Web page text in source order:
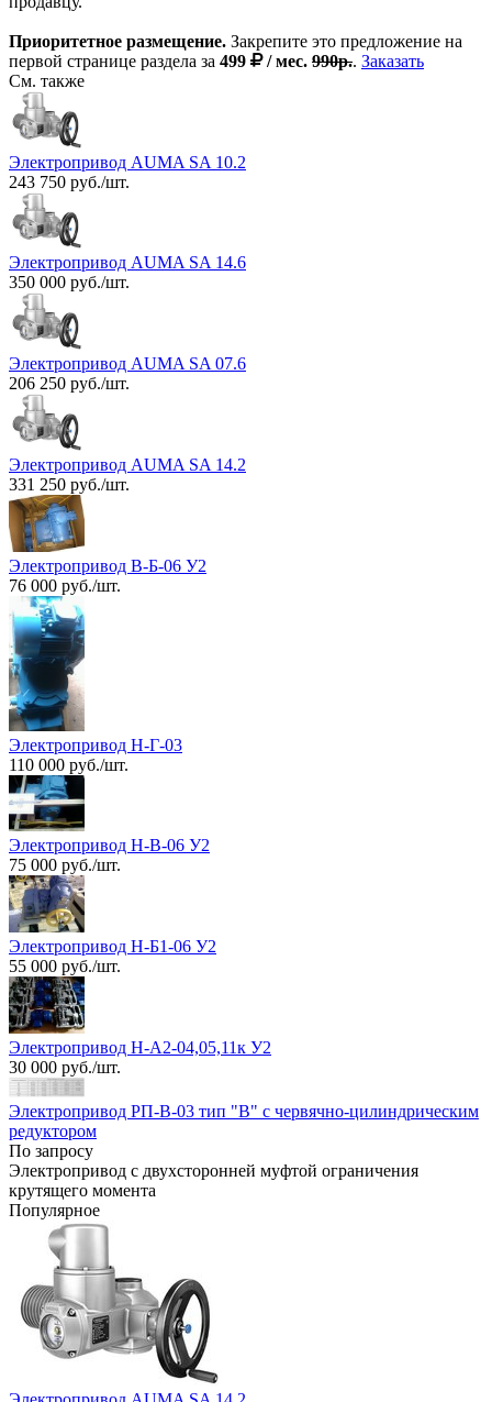
Приоритетное размещение. Закрепите это предложение на
первой странице раздела за 499 / мес. 990р.. Заказать
См. также
Электропривод AUMA SA 10.2
243 750 руб./шт.
Электропривод AUMA SA 14.6
350 000 руб./шт.
Электропривод AUMA SA 07.6
206 250 руб./шт.
Электропривод AUMA SA 14.2
331 250 руб./шт.
Электропривод В-Б-06 У2
76 000 руб./шт.
Электропривод Н-Г-03
110 000 руб./шт.
Электропривод Н-В-06 У2
75 000 руб./шт.
Электропривод Н-Б1-06 У2
55 000 руб./шт.
Электропривод Н-А2-04,05,11к У2
30 000 руб./шт.
Электропривод РП-В-03 тип "В" с червячно-цилиндрическим
редуктором
По запросу
Электропривод с двухсторонней муфтой ограничения
крутящего момента
Популярное